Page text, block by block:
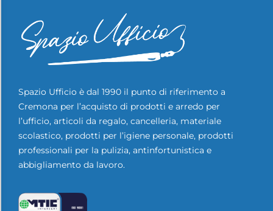
Spazio Ufficio è dal 1990 il punto di riferimento a
Cremona per l’acquisto di prodotti e arredo per
l’ufficio, articoli da regalo, cancelleria, materiale
scolastico, prodotti per l’igiene personale, prodotti
professionali per la pulizia, antinfortunistica e
abbigliamento da lavoro.